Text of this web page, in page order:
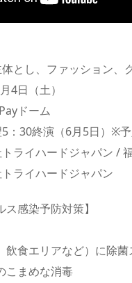
し、ファッション、グ
日（土）
ドーム
終演（6月5日）※予
イハードジャパン / 福
イハードジャパン
ス感染予防対策】
飲食エリアなど）に除
こまめな消毒